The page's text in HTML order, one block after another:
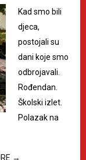
Kad smo bili
djeca,
postojali su
dani koje smo
odbrojavali.
Rođendan.
Školski izlet.
Polazak na
→